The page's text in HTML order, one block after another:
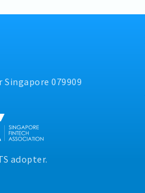
079909
adopter.